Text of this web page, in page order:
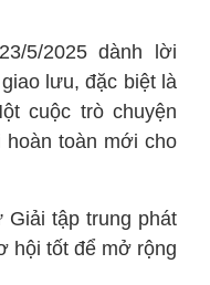
5/2025 dành lời
lưu, đặc biệt là
cuộc trò chuyện
toàn mới cho
tập trung phát
hội tốt để mở rộng